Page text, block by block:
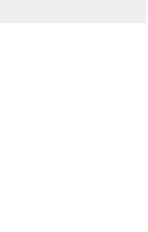
ou d'écouvillonnage de la